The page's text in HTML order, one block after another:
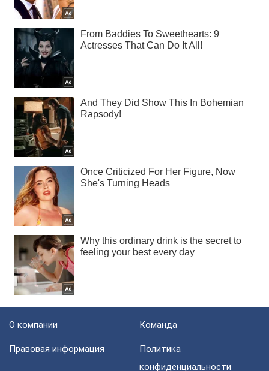
О компании Команда
Правовая информация
Политика
конфиденциальности